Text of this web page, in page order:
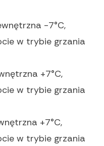
-7°C,
w trybie grzania
+7°C,
w trybie grzania
+7°C,
w trybie grzania